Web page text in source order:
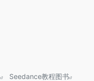
Seedance教程图书